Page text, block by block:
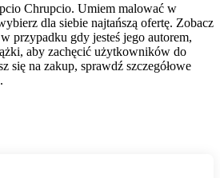
Chrupcio. Umiem malować w
dla siebie najtańszą ofertę. Zobacz
przypadku gdy jesteś jego autorem,
aby zachęcić użytkowników do
się na zakup, sprawdź szczegółowe